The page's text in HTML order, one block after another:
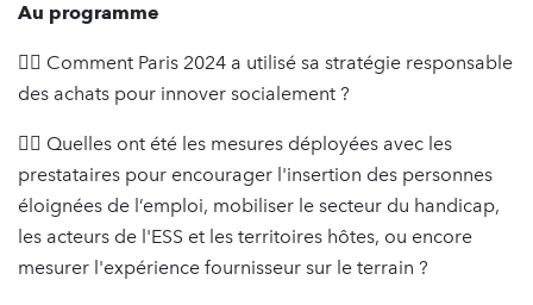
Au programme
👉🏻 Comment Paris 2024 a utilisé sa stratégie responsable
des achats pour innover socialement ?
👉🏻 Quelles ont été les mesures déployées avec les
prestataires pour encourager l'insertion des personnes
éloignées de l’emploi, mobiliser le secteur du handicap,
les acteurs de l'ESS et les territoires hôtes, ou encore
mesurer l'expérience fournisseur sur le terrain ?